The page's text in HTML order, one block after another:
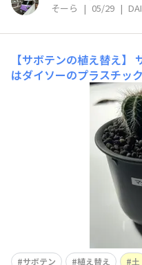
そーら | 05/29 |
【サボテンの植え替え】
はダイソーのプラスチッ
ものだけど、表面はおし
サボテン 植え替え 土